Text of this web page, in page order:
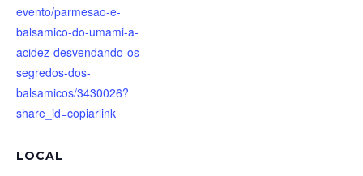
evento/parmesao-e-
balsamico-do-umami-a-
acidez-desvendando-os-
segredos-dos-
balsamicos/3430026?
share_id=copiarlink
LOCAL